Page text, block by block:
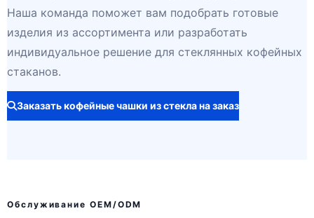
Наша команда поможет вам подобрать готовые
изделия из ассортимента или разработать
индивидуальное решение для стеклянных кофейных
стаканов.
Заказать кофейные чашки из стекла на заказ
Обслуживание OEM/ODM